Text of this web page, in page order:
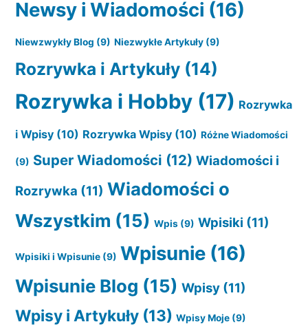
Newsy i Wiadomości (16)
Niewzwykły Blog (9) Niezwykłe Artykuły (9)
Rozrywka i Artykuły (14)
Rozrywka i Hobby (17) Rozrywka
i Wpisy (10) Rozrywka Wpisy (10) Różne Wiadomości
(9) Super Wiadomości (12) Wiadomości i
Rozrywka (11) Wiadomości o
Wszystkim (15) Wpis (9) Wpisiki (11)
Wpisiki i Wpisunie (9) Wpisunie (16)
Wpisunie Blog (15) Wpisy (11)
Wpisy i Artykuły (13) Wpisy Moje (9)